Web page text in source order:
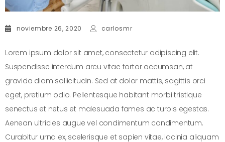
noviembre 26, 2020 carlosmr
Lorem ipsum dolor sit amet, consectetur adipiscing elit.
Suspendisse interdum arcu vitae tortor accumsan, at
gravida diam sollicitudin. Sed at dolor mattis, sagittis orci
eget, pretium odio. Pellentesque habitant morbi tristique
senectus et netus et malesuada fames ac turpis egestas.
Aenean ultricies augue vel condimentum condimentum.
Curabitur urna ex, scelerisque et sapien vitae, lacinia aliquam